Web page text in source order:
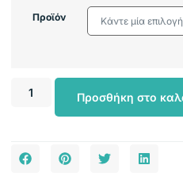
Προϊόν
Προσθήκη στο